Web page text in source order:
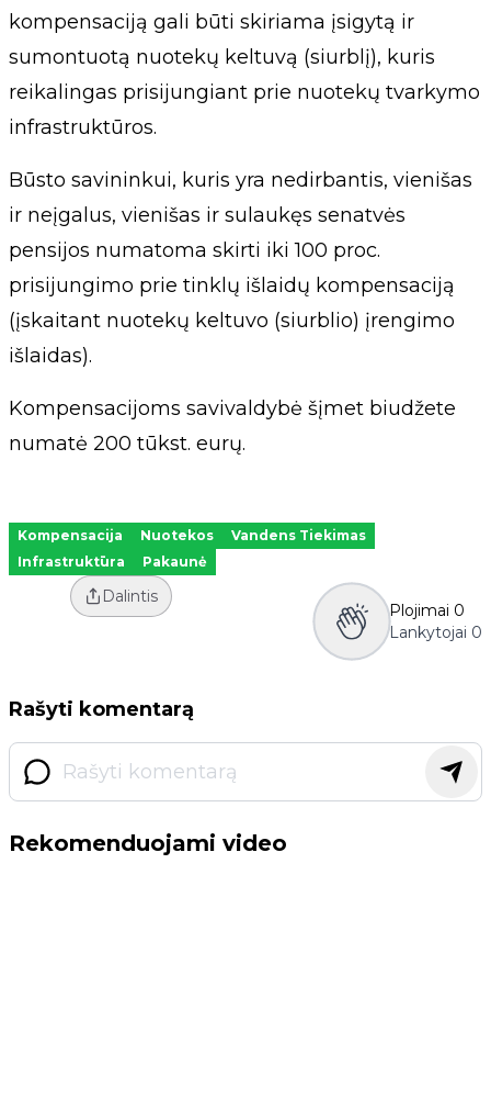
kompensaciją gali būti skiriama įsigytą ir
sumontuotą nuotekų keltuvą (siurblį), kuris
reikalingas prisijungiant prie nuotekų tvarkymo
infrastruktūros.
Būsto savininkui, kuris yra nedirbantis, vienišas
ir neįgalus, vienišas ir sulaukęs senatvės
pensijos numatoma skirti iki 100 proc.
prisijungimo prie tinklų išlaidų kompensaciją
(įskaitant nuotekų keltuvo (siurblio) įrengimo
išlaidas).
Kompensacijoms savivaldybė šįmet biudžete
numatė 200 tūkst. eurų.
Kompensacija Nuotekos
Vandens Tiekimas
Infrastruktūra
Pakaunė
Dalintis
Plojimai 0
Lankytojai 0
Rašyti komentarą
Rekomenduojami video